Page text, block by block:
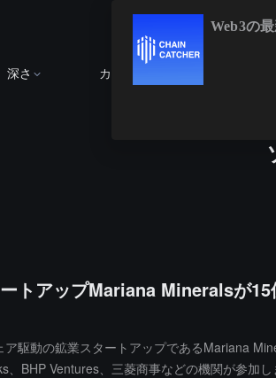
深さ カレンダー
トアップMariana Mineralsが
駆動の鉱業スタートアップであるMariana
BHP Ventures、三菱商事などの機関が参加
Web3の